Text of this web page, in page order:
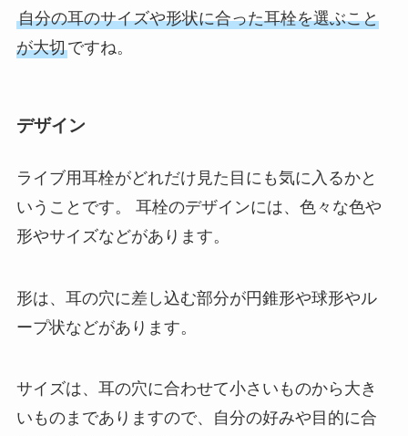
自分の耳のサイズや形状に合った耳栓を選ぶこと
が大切ですね。
デザイン
ライブ用耳栓がどれだけ見た目にも気に入るかと
いうことです。 耳栓のデザインには、色々な色や
形やサイズなどがあります。
形は、耳の穴に差し込む部分が円錐形や球形やル
ープ状などがあります。
サイズは、耳の穴に合わせて小さいものから大き
いものまでありますので、自分の好みや目的に合